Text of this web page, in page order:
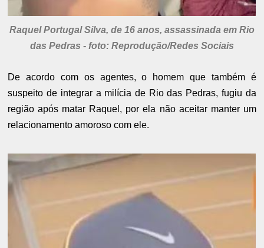
Raquel Portugal Silva, de 16 anos, assassinada em Rio
das Pedras - foto: Reprodução/Redes Sociais
De acordo com os agentes, o homem que também é
suspeito de integrar a milícia de Rio das Pedras, fugiu da
região após matar Raquel, por ela não aceitar manter um
relacionamento amoroso com ele.